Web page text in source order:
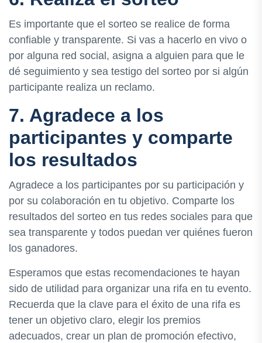
Es importante que el sorteo se realice de forma
confiable y transparente. Si vas a hacerlo en vivo o
por alguna red social, asigna a alguien para que le
dé seguimiento y sea testigo del sorteo por si algún
participante realiza un reclamo.
7. Agradece a los
participantes y comparte
los resultados
Agradece a los participantes por su participación y
por su colaboración en tu objetivo. Comparte los
resultados del sorteo en tus redes sociales para que
sea transparente y todos puedan ver quiénes fueron
los ganadores.
Esperamos que estas recomendaciones te hayan
sido de utilidad para organizar una rifa en tu evento.
Recuerda que la clave para el éxito de una rifa es
tener un objetivo claro, elegir los premios
adecuados, crear un plan de promoción efectivo,